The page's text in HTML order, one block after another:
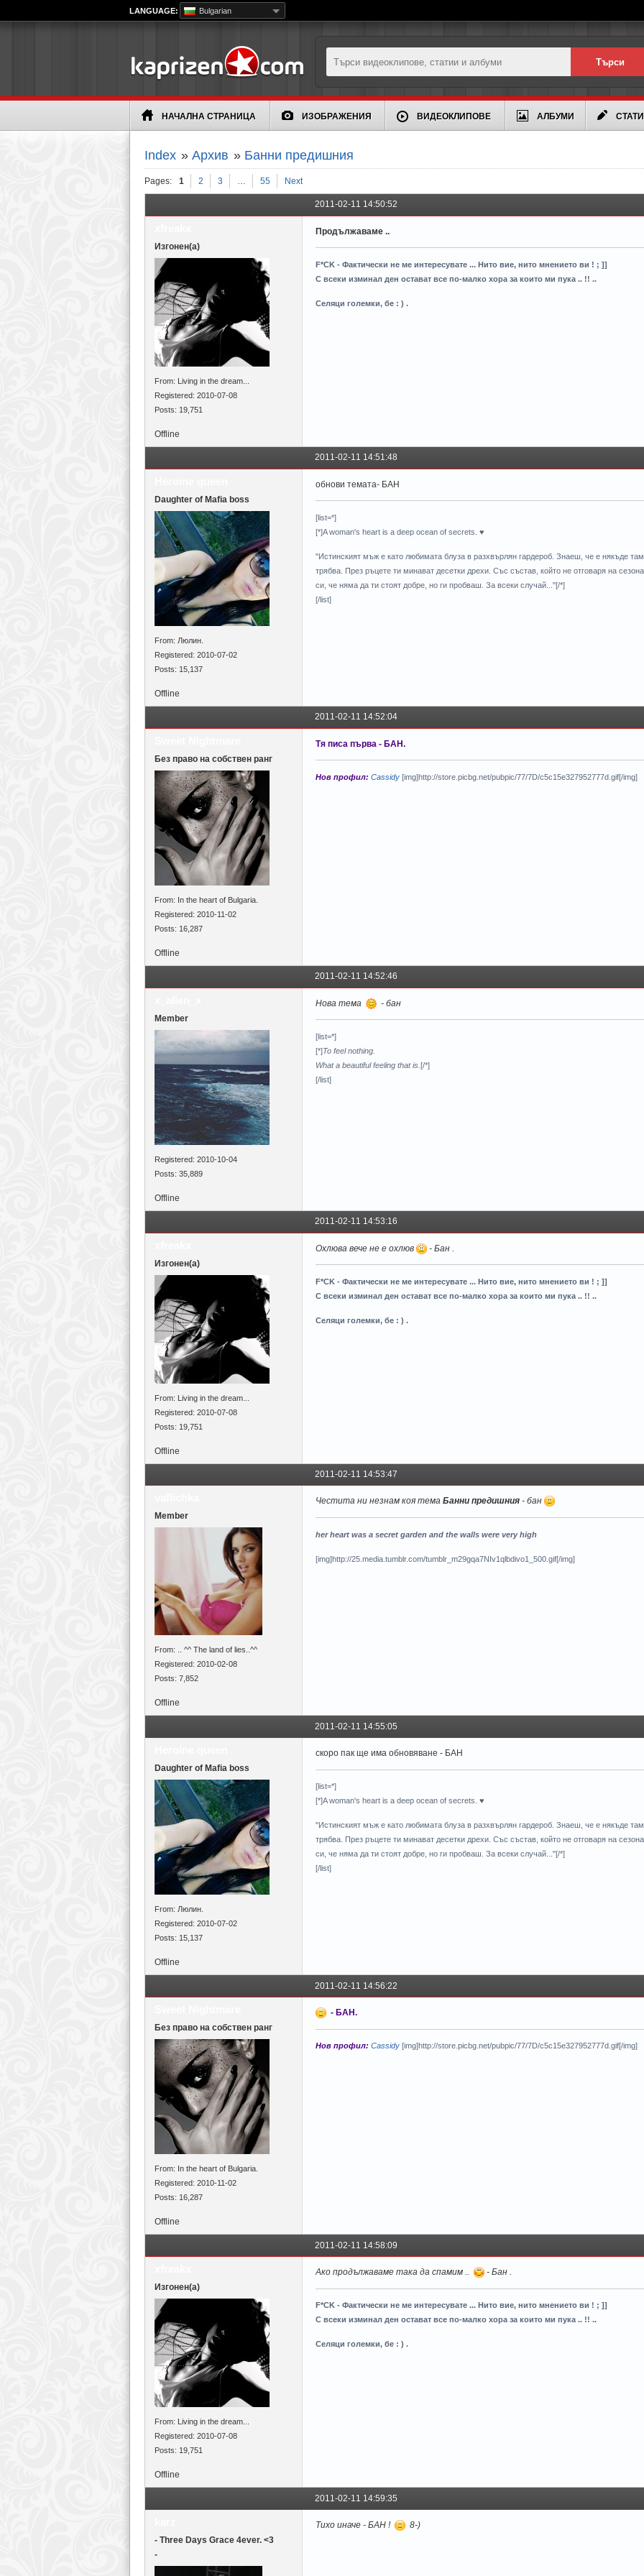
LANGUAGE: Bulgarian
НАЧАЛНА СТРАНИЦА ИЗОБРАЖЕНИЯ ВИДЕОКЛИПОВЕ АЛБУМИ
Index » Архив » Банни предишния
Pages: 1 2 3 … 55 Next
2011-02-11 14:50:52
Изгонен(а)
From: Living in the dream...
Registered: 2010-07-08
Posts: 19,751
Продължаваме ..
F*CK - Фактически не ме интересувате ... Нито вие, нито мнението ви ! ; ]]
С всеки изминал ден остават все по-малко хора за които ми пука .. !! ..
Селяци големки, бе : ) .
Offline
2011-02-11 14:51:48
Daughter of Mafia boss
From: Люлин.
Registered: 2010-07-02
Posts: 15,137
обнови темата- БАН
[list=*]
[*]A woman's heart is a deep ocean of secrets. ♥
"Истинският мъж е като любимата блуза в разхвърлян гардероб. Знаеш, че е някъде
трябва. През ръцете ти минават десетки дрехи. Със състав, който не отговаря на
си, че няма да ти стоят добре, но ги пробваш. За всеки случай..."[/*]
[/list]
Offline
2011-02-11 14:52:04
Без право на собствен ранг
From: In the heart of Bulgaria.
Registered: 2010-11-02
Posts: 16,287
Тя писа първа - БАН.
Нов профил: Cassidy[img]http://store.picbg.net/pubpic/77/7D/c5c15e327952777d.gif[/img]
Offline
2011-02-11 14:52:46
Member
Registered: 2010-10-04
Posts: 35,889
Нова тема - бан
[list=*]
[*]To feel nothing.
What a beautiful feeling that is. [/*]
[/list]
Offline
2011-02-11 14:53:16
Изгонен(а)
From: Living in the dream...
Registered: 2010-07-08
Posts: 19,751
Охлюва вече не е охлюв - Бан .
F*CK - Фактически не ме интересувате ... Нито вие, нито мнението ви ! ; ]]
С всеки изминал ден остават все по-малко хора за които ми пука .. !! ..
Селяци големки, бе : ) .
Offline
2011-02-11 14:53:47
Member
From: .. ^^ Тhe land of lies..^^
Registered: 2010-02-08
Posts: 7,852
Честита ни незнам коя тема Банни предишния - бан
her heart was a secret garden and the walls were very high
[img]http://25.media.tumblr.com/tumblr_m29gqa7NIv1qlbdivo1_500.gif[/img]
Offline
2011-02-11 14:55:05
Daughter of Mafia boss
From: Люлин.
Registered: 2010-07-02
Posts: 15,137
скоро пак ще има обновяване - БАН
[list=*]
[*]A woman's heart is a deep ocean of secrets. ♥
"Истинският мъж е като любимата блуза в разхвърлян гардероб. Знаеш, че е някъде
трябва. През ръцете ти минават десетки дрехи. Със състав, който не отговаря на
си, че няма да ти стоят добре, но ги пробваш. За всеки случай..."[/*]
[/list]
Offline
2011-02-11 14:56:22
Без право на собствен ранг
From: In the heart of Bulgaria.
Registered: 2010-11-02
Posts: 16,287
- БАН.
Нов профил: Cassidy[img]http://store.picbg.net/pubpic/77/7D/c5c15e327952777d.gif[/img]
Offline
2011-02-11 14:58:09
Изгонен(а)
From: Living in the dream...
Registered: 2010-07-08
Posts: 19,751
Ако продължаваме така да спамим .. - Бан .
F*CK - Фактически не ме интересувате ... Нито вие, нито мнението ви ! ; ]]
С всеки изминал ден остават все по-малко хора за които ми пука .. !! ..
Селяци големки, бе : ) .
Offline
2011-02-11 14:59:35
- Three Days Grace 4ever. <3
-
Тихо иначе - БАН ! 8-)